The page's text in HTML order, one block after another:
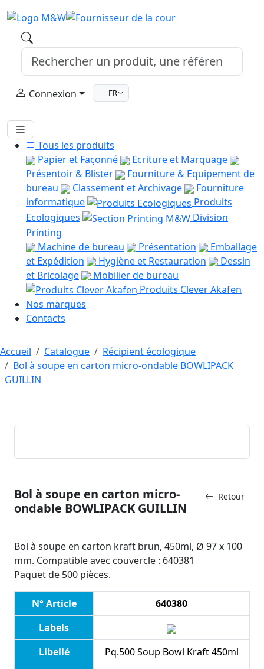
Connexion FR
Tous les produits
Papier et Façonné
Ecriture et Marquage
Présentoir & Blister
Fourniture & Equipement de
bureau
Classement et Archivage
Fourniture
informatique
Produits
Ecologiques
Division
Printing
Machine de bureau
Présentation
Emballage
et Expédition
Hygiène et Restauration
Dessin
et Bricolage
Mobilier de bureau
Produits Clever Akafen
Nos marques
Contacts
Accueil Catalogue
Récipient écologique
Bol à soupe en carton micro-ondable BOWLIPACK
GUILLIN
Retour
Bol à soupe en carton micro-
ondable BOWLIPACK GUILLIN
Bol à soupe en carton kraft brun, 450ml, Ø 97 x 100
mm. Compatible avec couvercle : 640381
Paquet de 500 pièces.
N° Article
640380
Labels
Libellé
Pq.500 Soup Bowl Kraft 450ml